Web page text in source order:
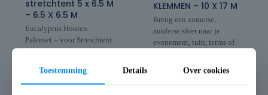
stretchtent 5 x 6.5 M
– 6.5 X 6.5 M
Eucalyptus Houten
Palenset – voor Stretchtent
5×6.5m – 6,5×6,5m
Complete palenset voor
een open en natuurlijke
KLEMMEN – 10 X 17 M
Breng een zomerse,
zuiderse sfeer naar je
evenement, tuin, terras of
van 10 × 17 meter
Toestemming Details Over cookies